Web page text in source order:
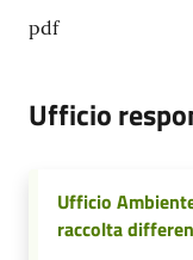
pdf
Ufficio
Ufficio
raccolta